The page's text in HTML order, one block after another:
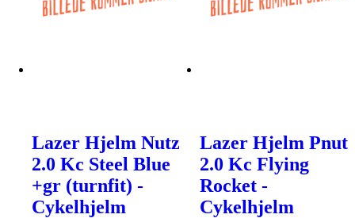
Lazer Hjelm Nutz
2.0 Kc Steel Blue
+gr (turnfit) -
Cykelhjelm
Lazer Hjelm Pnut
2.0 Kc Flying
Rocket -
Cykelhjelm